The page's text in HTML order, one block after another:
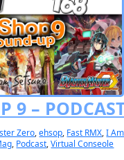
9 –
Zero,ehsop, Fast RMX,I
, Podcast,Virtual Conseole